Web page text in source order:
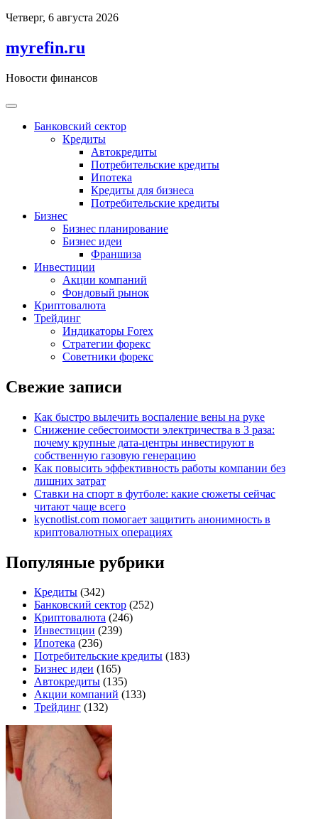
Перейти
содержимому
Четверг, 6 августа 2026
myrefin.ru
Новости финансов
Банковский сектор
Кредиты
Автокредиты
Потребительские кредиты
Ипотека
Кредиты для бизнеса
Потребительские кредиты
Бизнес
Бизнес планирование
Бизнес идеи
Франшиза
Инвестиции
Акции компаний
Фондовый рынок
Криптовалюта
Трейдинг
Индикаторы Forex
Стратегии форекс
Советники форекс
Свежие записи
Как быстро вылечить воспаление вены на руке
Снижение себестоимости электричества в 3 раза:
почему крупные дата-центры инвестируют в
собственную газовую генерацию
Как повысить эффективность работы компании без
лишних затрат
Ставки на спорт в футболе: какие сюжеты сейчас
читают чаще всего
kycnotlist.com помогает защитить анонимность в
криптовалютных операциях
Популяные рубрики
Кредиты (342)
Банковский сектор (252)
Криптовалюта (246)
Инвестиции (239)
Ипотека (236)
Потребительские кредиты (183)
Бизнес идеи (165)
Автокредиты (135)
Акции компаний (133)
Трейдинг (132)